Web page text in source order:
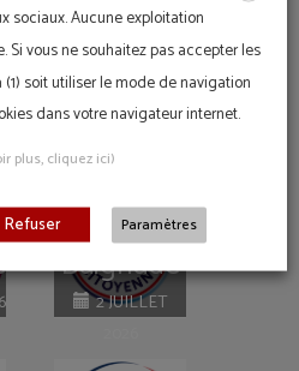
complet ici.
Baignade
Citoyenne
2 JUILLET
sociaux. Aucune exploitation
Si vous ne souhaitez pas accepter les
soit utiliser le mode de navigation
dans votre navigateur internet.
plus, cliquez ici)
Refuser Paramètres